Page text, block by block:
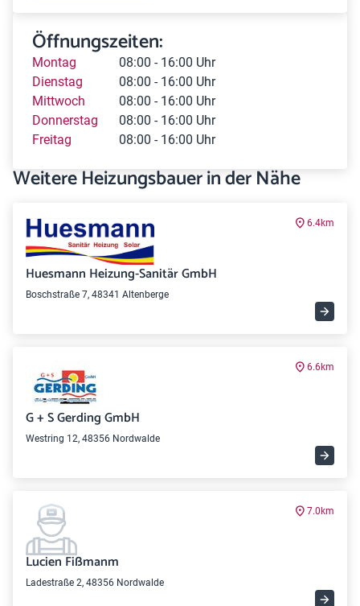
Öffnungszeiten:
Montag
08:00 - 16:00 Uhr
Dienstag
08:00 - 16:00 Uhr
Mittwoch
08:00 - 16:00 Uhr
Donnerstag
08:00 - 16:00 Uhr
Freitag
08:00 - 16:00 Uhr
Weitere Heizungsbauer in der Nähe
6.4km
Huesmann Heizung-Sanitär GmbH
Boschstraße 7, 48341 Altenberge
6.6km
G + S Gerding GmbH
Westring 12, 48356 Nordwalde
7.0km
Lucien Fißmanm
Ladestraße 2, 48356 Nordwalde